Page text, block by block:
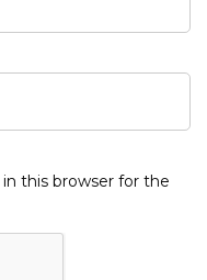
this browser for the